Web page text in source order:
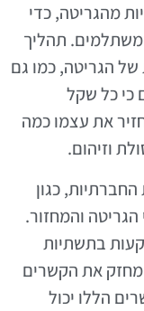
מהגריטה, כדי
תהליך
של הגריטה, כמו גם
כי כל שקל
את עצמו כמה
וזיהום.
כגון
והמחזור.
בתשתיות
מחזק את הקשרים
הללו יכול